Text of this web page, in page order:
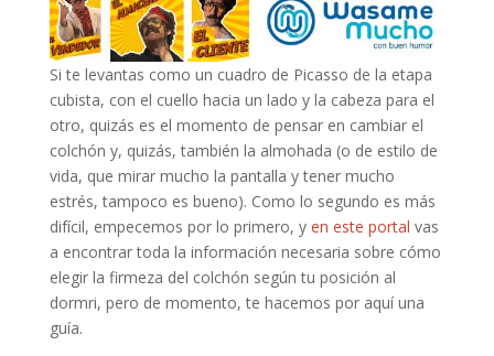
Si te levantas como un cuadro de Picasso de la etapa
cubista, con el cuello hacia un lado y la cabeza para el
otro, quizás es el momento de pensar en cambiar el
colchón y, quizás, también la almohada (o de estilo de
vida, que mirar mucho la pantalla y tener mucho
estrés, tampoco es bueno). Como lo segundo es más
difícil, empecemos por lo primero, y en este portal vas
a encontrar toda la información necesaria sobre cómo
elegir la firmeza del colchón según tu posición al
dormri, pero de momento, te hacemos por aquí una
guía.